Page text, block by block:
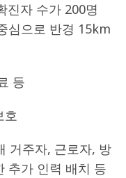
진자 수가 200명
심으로 반경 15km
등
호
거주자, 근로자, 방
추가 인력 배치 등